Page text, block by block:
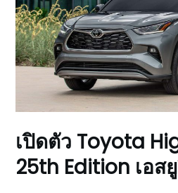
เปิดตัว Toyota
25th Edition เอส